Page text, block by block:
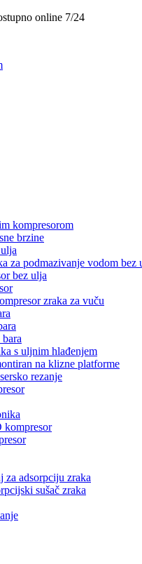
online 7/24
kompresorom
brzine
za podmazivanje vodom bez
bez ulja
zraka za vuču
s uljnim hlađenjem
na klizne platforme
rezanje
za adsorpciju zraka
sušač zraka